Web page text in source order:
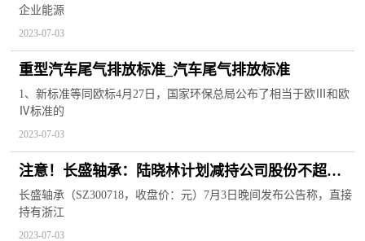
企业能源
2023-07-03
重型汽车尾气排放标准_汽车尾气排放标准
1、新标准等同欧标4月27日，国家环保总局公布了相当于欧Ⅲ和欧
Ⅳ标准的
2023-07-03
注意！长盛轴承：陆晓林计划减持公司股份不超过
298万股 焦点热文
长盛轴承（SZ300718，收盘价：元）7月3日晚间发布公告称，直接
持有浙江
2023-07-03